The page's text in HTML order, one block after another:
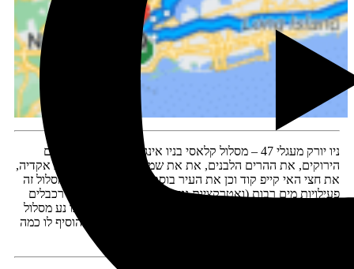
ניו יורק מעגלי 47 – מסלול קלאסי בניו אינגלנד הכולל את ההרים
הירוקים, את ההרים הלבנים, את את שמורת הטבע הלאומית אקדיה,
את חצי האי קייפ קוד וכן את העיר בוסטון. בקיץ יש לאורך מסלול זה
פעילויות מים רבות (ואטרקציות נוספות כגון פארקי חבלים, רכבלים
ומגלשות אלפיניות) ואילו בסתיו עוטה חבל הארץ שלאורכו נע מסלול
זה בצבעי שלכת מרהיבים. כדאי להאריך את המסלול ולהוסיף לו כמה